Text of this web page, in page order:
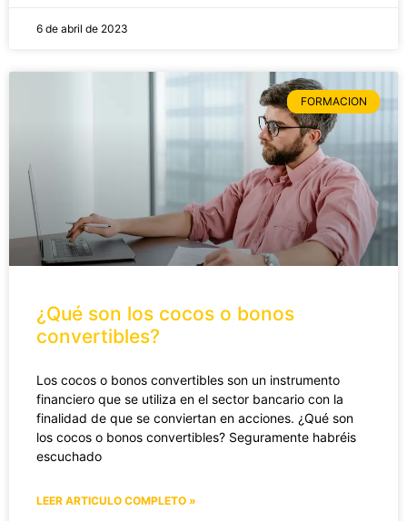
6 de abril de 2023
FORMACION
¿Qué son los cocos o bonos
convertibles?
Los cocos o bonos convertibles son un instrumento
financiero que se utiliza en el sector bancario con la
finalidad de que se conviertan en acciones. ¿Qué son
los cocos o bonos convertibles? Seguramente habréis
escuchado
LEER ARTICULO COMPLETO »